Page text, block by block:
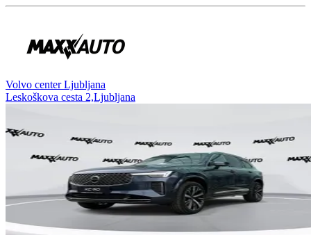
Volvo center Ljubljana
Leskoškova cesta 2,Ljubljana